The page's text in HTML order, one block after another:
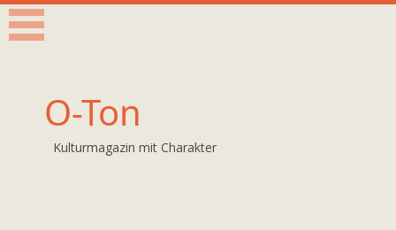
O-Ton
Kulturmagazin mit Charakter